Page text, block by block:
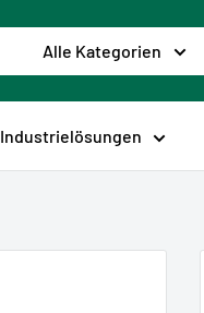
Alle Kategorien
Industrielösungen